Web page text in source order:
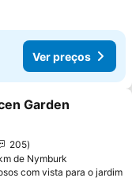
Ver preços
aos favoritos
Garden
205
de Nymburk
com vista para o jardim